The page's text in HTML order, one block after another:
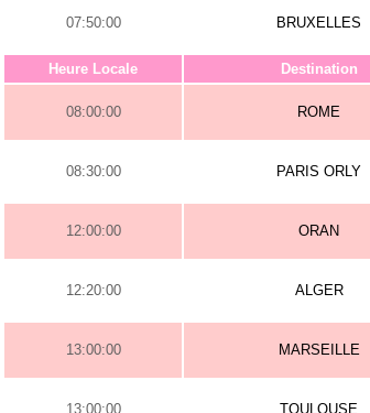
07:50:00 BRUXELLES
Heure Locale
Destination
08:00:00 ROME
08:30:00 PARIS ORLY
12:00:00 ORAN
12:20:00 ALGER
13:00:00 MARSEILLE
13:00:00 TOULOUSE